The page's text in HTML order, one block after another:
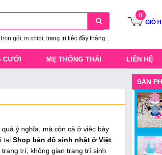
gói, in chibi, trang trí tiệc đầy tháng...
0
GIỎ
CƯỚI MẸ THÔNG THÁI LIÊN HỆ
ý nghĩa, mà còn cả ở việc bày
tại Shop bán đồ sinh nhật ở Việt
trí, không gian trang trí sinh
SẢN